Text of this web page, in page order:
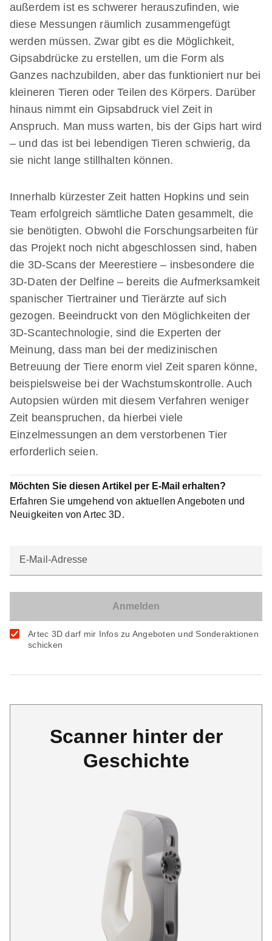
außerdem ist es schwerer herauszufinden, wie
diese Messungen räumlich zusammengefügt
werden müssen. Zwar gibt es die Möglichkeit,
Gipsabdrücke zu erstellen, um die Form als
Ganzes nachzubilden, aber das funktioniert nur bei
kleineren Tieren oder Teilen des Körpers. Darüber
hinaus nimmt ein Gipsabdruck viel Zeit in
Anspruch. Man muss warten, bis der Gips hart wird
– und das ist bei lebendigen Tieren schwierig, da
sie nicht lange stillhalten können.
Innerhalb kürzester Zeit hatten Hopkins und sein
Team erfolgreich sämtliche Daten gesammelt, die
sie benötigten. Obwohl die Forschungsarbeiten für
das Projekt noch nicht abgeschlossen sind, haben
die 3D-Scans der Meerestiere – insbesondere die
3D-Daten der Delfine – bereits die Aufmerksamkeit
spanischer Tiertrainer und Tierärzte auf sich
gezogen. Beeindruckt von den Möglichkeiten der
3D-Scantechnologie, sind die Experten der
Meinung, dass man bei der medizinischen
Betreuung der Tiere enorm viel Zeit sparen könne,
beispielsweise bei der Wachstumskontrolle. Auch
Autopsien würden mit diesem Verfahren weniger
Zeit beanspruchen, da hierbei viele
Einzelmessungen an dem verstorbenen Tier
erforderlich seien.
Möchten Sie diesen Artikel per E-Mail erhalten?
Erfahren Sie umgehend von aktuellen Angeboten und
Neuigkeiten von Artec 3D.
E-Mail-Adresse
Artec 3D darf mir Infos zu Angeboten und Sonderaktionen
schicken
Scanner hinter der
Geschichte